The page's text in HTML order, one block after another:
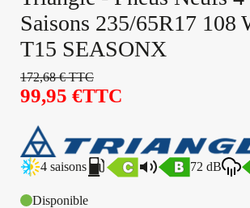
Saisons 235/65R17 108
T15 SEASONX
172,68€TTC
99,95 €TTC
4 saisons 72 dB
Disponible